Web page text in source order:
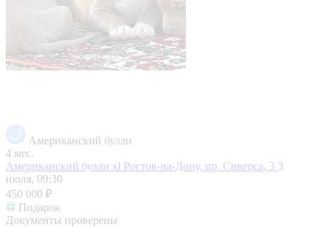
Американский булли
4 мес.
Американский булли xl Ростов-на-Дону, пр. Сиверса, 3 3
июля, 09:30
450 000 ₽
Подарок
Документы проверены